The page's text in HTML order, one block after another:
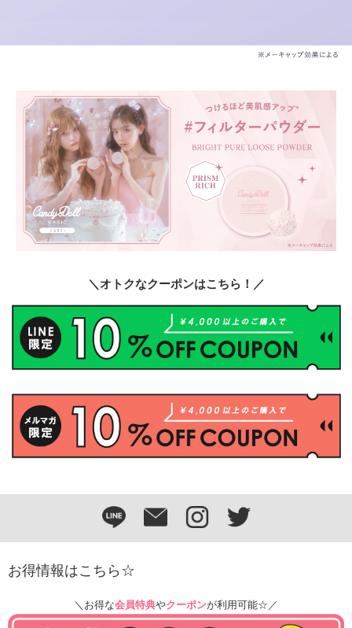
＼オトクなクーポンはこちら！／
お得情報はこちら☆
＼お得な会員特典やクーポンが利用可能☆／